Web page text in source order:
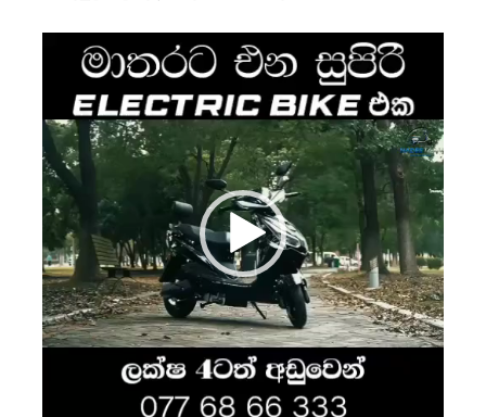
Player